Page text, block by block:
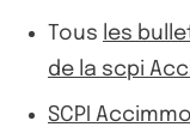
Tous les
de la scpi
SCPI